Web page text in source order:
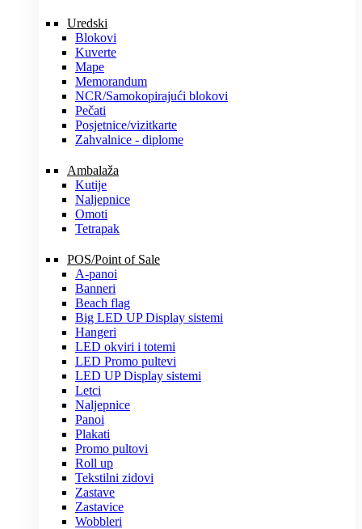
Uredski
Blokovi
Kuverte
Mape
Memorandum
NCR/Samokopirajući blokovi
Pečati
Posjetnice/vizitkarte
Zahvalnice - diplome
Ambalaža
Kutije
Naljepnice
Omoti
Tetrapak
POS/Point of Sale
A-panoi
Banneri
Beach flag
Big LED UP Display sistemi
Hangeri
LED okviri i totemi
LED Promo pultevi
LED UP Display sistemi
Letci
Naljepnice
Panoi
Plakati
Promo pultovi
Roll up
Tekstilni zidovi
Zastave
Zastavice
Wobbleri